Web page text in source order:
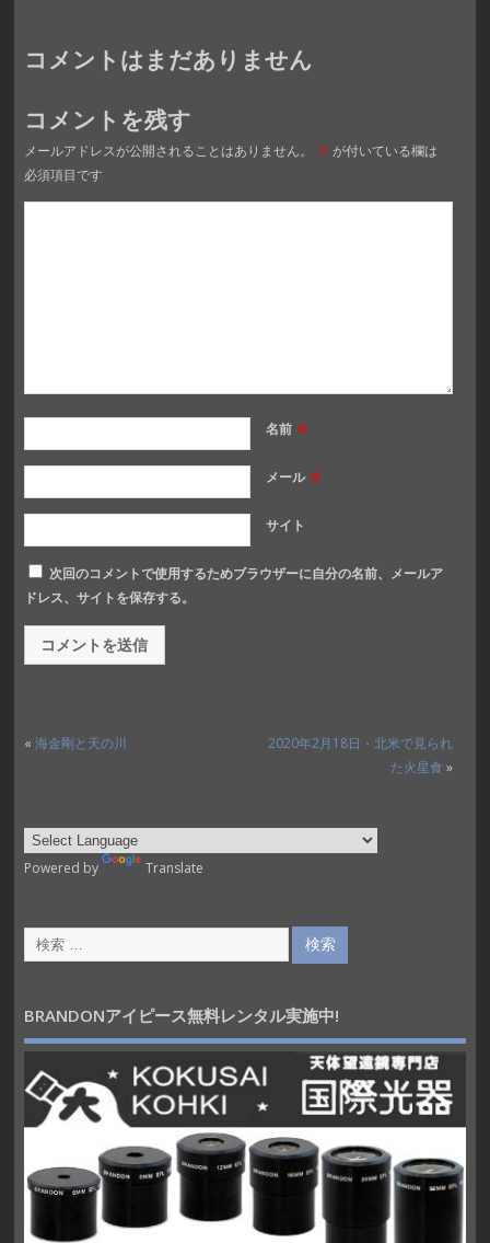
コメントはまだありません
コメントを残す
メールアドレスが公開されることはありません。 ※ が付いている欄は
必須項目です
名前 ※
メール※
サイト
次回のコメントで使用するためブラウザーに自分の名前、メールア
ドレス、サイトを保存する。
« 海金剛と天の川
2020年2月18日・北米で見られ
た火星食 »
Powered by Translate
BRANDONアイピース無料レンタル実施中!